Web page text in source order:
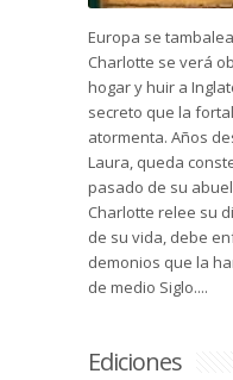
Europa se
Charlotte se verá
hogar y huir a
secreto que la
atormenta. Años
Laura, queda
pasado de su
Charlotte relee su
de su vida, debe
demonios que la
de medio Siglo....
Ediciones